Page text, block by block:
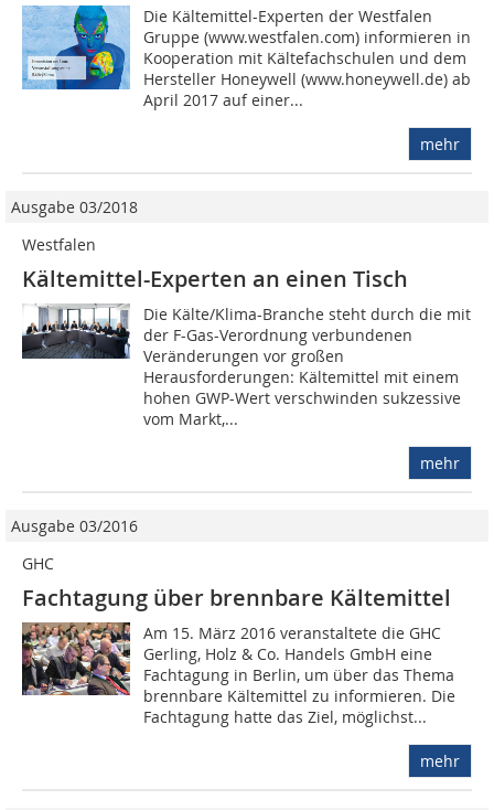
Die Kältemittel-Experten der Westfalen
Gruppe (www.westfalen.com) informieren in
Kooperation mit Kältefachschulen und dem
Hersteller Honeywell (www.honeywell.de) ab
April 2017 auf einer...
mehr
Ausgabe 03/2018
Westfalen
Kältemittel-Experten an einen Tisch
Die Kälte/Klima-Branche steht durch die mit
der F-Gas-Verordnung verbundenen
Veränderungen vor großen
Herausforderungen: Kältemittel mit einem
hohen GWP-Wert verschwinden sukzessive
vom Markt,...
mehr
Ausgabe 03/2016
GHC
Fachtagung über brennbare Kältemittel
Am 15. März 2016 veranstaltete die GHC
Gerling, Holz & Co. Handels GmbH eine
Fachtagung in Berlin, um über das Thema
brennbare Kältemittel zu informieren. Die
Fachtagung hatte das Ziel, möglichst...
mehr